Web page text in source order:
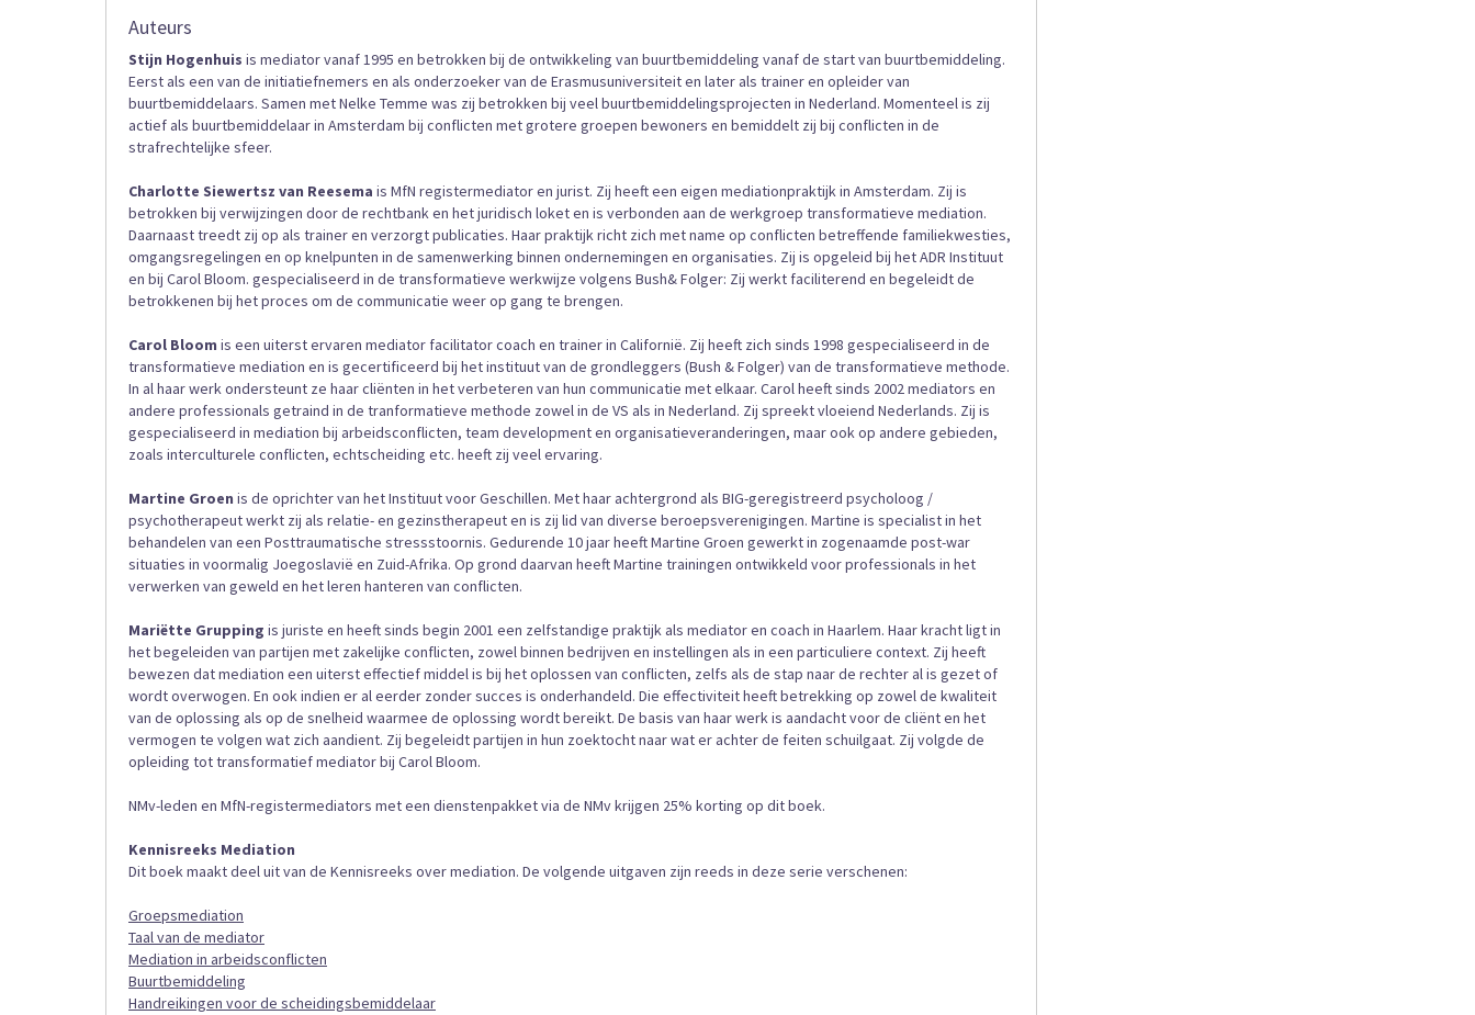
Auteurs
Stijn Hogenhuis is mediator vanaf 1995 en betrokken bij de ontwikkeling van buurtbemiddeling vanaf de start van buurtbemiddeling.
Eerst als een van de initiatiefnemers en als onderzoeker van de Erasmusuniversiteit en later als trainer en opleider van
buurtbemiddelaars. Samen met Nelke Temme was zij betrokken bij veel buurtbemiddelingsprojecten in Nederland. Momenteel is zij
actief als buurtbemiddelaar in Amsterdam bij conflicten met grotere groepen bewoners en bemiddelt zij bij conflicten in de
strafrechtelijke sfeer.
Charlotte Siewertsz van Reesema is MfN registermediator en jurist. Zij heeft een eigen mediationpraktijk in Amsterdam. Zij is
betrokken bij verwijzingen door de rechtbank en het juridisch loket en is verbonden aan de werkgroep transformatieve mediation.
Daarnaast treedt zij op als trainer en verzorgt publicaties. Haar praktijk richt zich met name op conflicten betreffende familiekwesties,
omgangsregelingen en op knelpunten in de samenwerking binnen ondernemingen en organisaties. Zij is opgeleid bij het ADR Instituut
en bij Carol Bloom. gespecialiseerd in de transformatieve werkwijze volgens Bush& Folger: Zij werkt faciliterend en begeleidt de
betrokkenen bij het proces om de communicatie weer op gang te brengen.
Carol Bloom is een uiterst ervaren mediator facilitator coach en trainer in Californië. Zij heeft zich sinds 1998 gespecialiseerd in de
transformatieve mediation en is gecertificeerd bij het instituut van de grondleggers (Bush & Folger) van de transformatieve methode.
In al haar werk ondersteunt ze haar cliënten in het verbeteren van hun communicatie met elkaar. Carol heeft sinds 2002 mediators en
andere professionals getraind in de tranformatieve methode zowel in de VS als in Nederland. Zij spreekt vloeiend Nederlands. Zij is
gespecialiseerd in mediation bij arbeidsconflicten, team development en organisatieveranderingen, maar ook op andere gebieden,
zoals interculturele conflicten, echtscheiding etc. heeft zij veel ervaring.
Martine Groen is de oprichter van het Instituut voor Geschillen. Met haar achtergrond als BIG-geregistreerd psycholoog /
psychotherapeut werkt zij als relatie- en gezinstherapeut en is zij lid van diverse beroepsverenigingen. Martine is specialist in het
behandelen van een Posttraumatische stressstoornis. Gedurende 10 jaar heeft Martine Groen gewerkt in zogenaamde post-war
situaties in voormalig Joegoslavië en Zuid-Afrika. Op grond daarvan heeft Martine trainingen ontwikkeld voor professionals in het
verwerken van geweld en het leren hanteren van conflicten.
Mariëtte Grupping is juriste en heeft sinds begin 2001 een zelfstandige praktijk als mediator en coach in Haarlem. Haar kracht ligt in
het begeleiden van partijen met zakelijke conflicten, zowel binnen bedrijven en instellingen als in een particuliere context. Zij heeft
bewezen dat mediation een uiterst effectief middel is bij het oplossen van conflicten, zelfs als de stap naar de rechter al is gezet of
wordt overwogen. En ook indien er al eerder zonder succes is onderhandeld. Die effectiviteit heeft betrekking op zowel de kwaliteit
van de oplossing als op de snelheid waarmee de oplossing wordt bereikt. De basis van haar werk is aandacht voor de cliënt en het
vermogen te volgen wat zich aandient. Zij begeleidt partijen in hun zoektocht naar wat er achter de feiten schuilgaat. Zij volgde de
opleiding tot transformatief mediator bij Carol Bloom.
NMv-leden en MfN-registermediators met een dienstenpakket via de NMv krijgen 25% korting op dit boek.
Kennisreeks Mediation
Dit boek maakt deel uit van de Kennisreeks over mediation. De volgende uitgaven zijn reeds in deze serie verschenen:
Groepsmediation
Taal van de mediator
Mediation in arbeidsconflicten
Buurtbemiddeling
Handreikingen voor de scheidingsbemiddelaar